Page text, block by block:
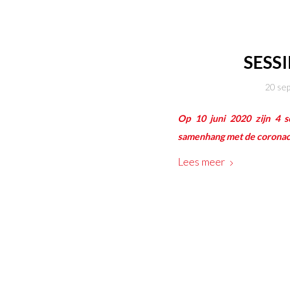
20
Op 10 juni 2020 zijn 4
samenhang met de
Lees meer